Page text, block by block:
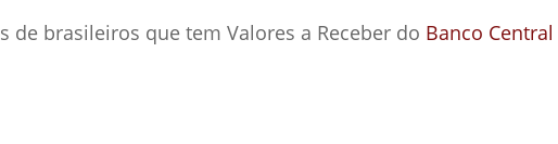
de brasileiros que tem Valores a Receber do Banco